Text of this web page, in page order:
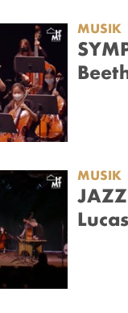
MUSIK
MUSIK